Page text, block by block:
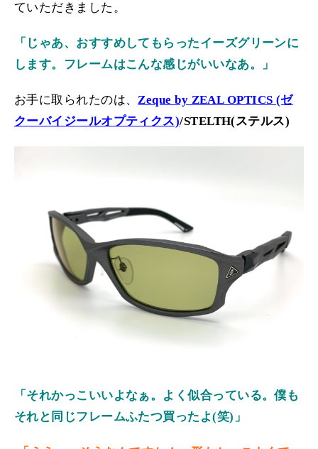
ていただきました。
「じゃあ、おすすめしてもらったイーズグリーンに
します。フレームはこんな感じがいいなあ。」
お手に取られたのは、Zeque by ZEAL OPTICS (ゼ
クーバイジールオプティクス)/STELTH(ステルス)
「それかっこいいよなぁ。よく似合っている。僕も
それと同じフレームふたつ買ったよ(笑)」